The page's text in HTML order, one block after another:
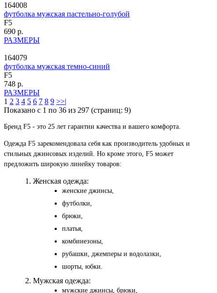
164008
футболка мужская пастельно-голубой
F5
690 р.
РАЗМЕРЫ
164079
футболка мужская темно-синий
F5
748 р.
РАЗМЕРЫ
1 2 3 4 5 6 7 8 9 >>|
Показано с 1 по 36 из 297 (страниц: 9)
Бренд F5 - это 25 лет гарантии качества и вашего комфорта.
Одежда F5 зарекомендовала себя как производитель удобных и
стильных джинсовых изделий. Но кроме этого, F5 может
предложить широкую линейку товаров:
Женская одежда:
женские джинсы,
футболки,
брюки,
платья,
комбинезоны,
рубашки, джемперы и водолазки,
шорты, юбки.
Мужская одежда:
мужские джинсы, брюки,